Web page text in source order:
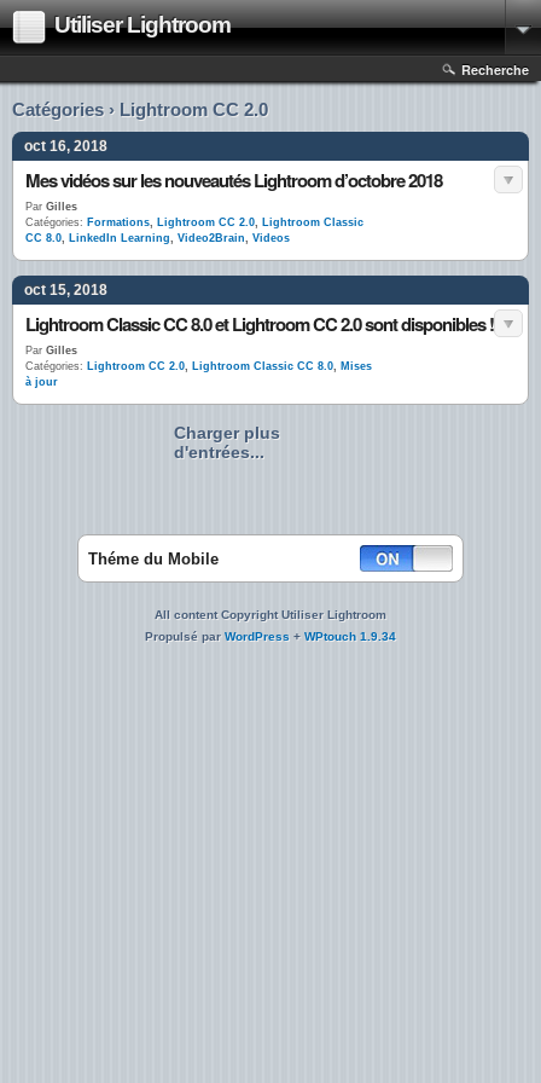
Utiliser Lightroom
Recherche
Catégories › Lightroom CC 2.0
oct 16, 2018
Mes vidéos sur les nouveautés Lightroom d’octobre 2018
Par Gilles
Catégories: Formations, Lightroom CC 2.0, Lightroom Classic
CC 8.0, LinkedIn Learning, Video2Brain, Videos
oct 15, 2018
Lightroom Classic CC 8.0 et Lightroom CC 2.0 sont disponibles !
Par Gilles
Catégories: Lightroom CC 2.0, Lightroom Classic CC 8.0, Mises
à jour
Charger plus
d'entrées...
Théme du Mobile
All content Copyright Utiliser Lightroom
Propulsé parWordPress + WPtouch 1.9.34